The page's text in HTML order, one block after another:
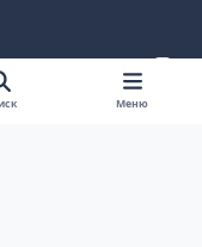
v
k
Меню